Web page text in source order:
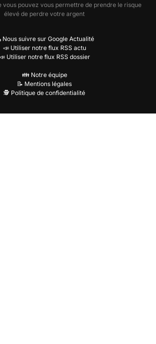
vous pouvez vous permettre de prendre le risque
élevé de perdre votre argent
suivre sur Google Actualité
📣 Utiliser notre flux RSS actu
Utiliser notre flux RSS dossier
👪 Notre équipe
📝 Mentions légales
🕵️ Politique de confidentialité